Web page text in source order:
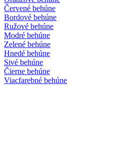
Červené behúne
Bordové behúne
Ružové behúne
Modré behúne
Zelené behúne
Hnedé behúne
Sivé behúne
Čierne behúne
Viacfarebné behúne